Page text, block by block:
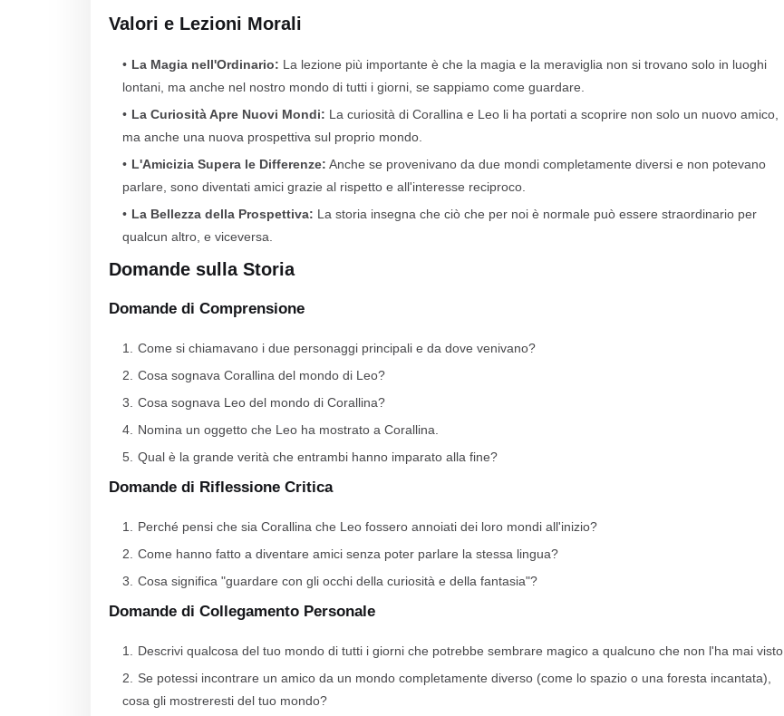
Valori e Lezioni Morali
La Magia nell'Ordinario: La lezione più importante è che la magia e la meraviglia non si trovano solo in luoghi
lontani, ma anche nel nostro mondo di tutti i giorni, se sappiamo come guardare.
La Curiosità Apre Nuovi Mondi: La curiosità di Corallina e Leo li ha portati a scoprire non solo un nuovo amico,
ma anche una nuova prospettiva sul proprio mondo.
L'Amicizia Supera le Differenze: Anche se provenivano da due mondi completamente diversi e non potevano
parlare, sono diventati amici grazie al rispetto e all'interesse reciproco.
La Bellezza della Prospettiva: La storia insegna che ciò che per noi è normale può essere straordinario per
qualcun altro, e viceversa.
Domande sulla Storia
Domande di Comprensione
Come si chiamavano i due personaggi principali e da dove venivano?
Cosa sognava Corallina del mondo di Leo?
Cosa sognava Leo del mondo di Corallina?
Nomina un oggetto che Leo ha mostrato a Corallina.
Qual è la grande verità che entrambi hanno imparato alla fine?
Domande di Riflessione Critica
Perché pensi che sia Corallina che Leo fossero annoiati dei loro mondi all'inizio?
Come hanno fatto a diventare amici senza poter parlare la stessa lingua?
Cosa significa "guardare con gli occhi della curiosità e della fantasia"?
Domande di Collegamento Personale
Descrivi qualcosa del tuo mondo di tutti i giorni che potrebbe sembrare magico a qualcuno che non l'ha mai visto.
Se potessi incontrare un amico da un mondo completamente diverso (come lo spazio o una foresta incantata),
cosa gli mostreresti del tuo mondo?